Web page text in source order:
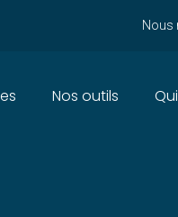
Nous
Nos outils